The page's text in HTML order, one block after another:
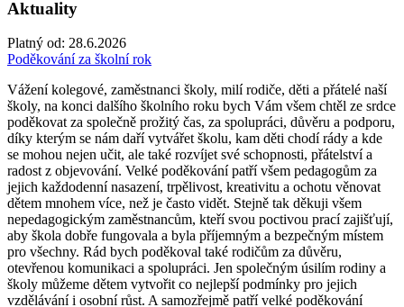
Aktuality
Platný od: 28.6.2026
Poděkování za školní rok
Vážení kolegové, zaměstnanci školy, milí rodiče, děti a přátelé naší
školy, na konci dalšího školního roku bych Vám všem chtěl ze srdce
poděkovat za společně prožitý čas, za spolupráci, důvěru a podporu,
díky kterým se nám daří vytvářet školu, kam děti chodí rády a kde
se mohou nejen učit, ale také rozvíjet své schopnosti, přátelství a
radost z objevování. Velké poděkování patří všem pedagogům za
jejich každodenní nasazení, trpělivost, kreativitu a ochotu věnovat
dětem mnohem více, než je často vidět. Stejně tak děkuji všem
nepedagogickým zaměstnancům, kteří svou poctivou prací zajišťují,
aby škola dobře fungovala a byla příjemným a bezpečným místem
pro všechny. Rád bych poděkoval také rodičům za důvěru,
otevřenou komunikaci a spolupráci. Jen společným úsilím rodiny a
školy můžeme dětem vytvořit co nejlepší podmínky pro jejich
vzdělávání i osobní růst. A samozřejmě patří velké poděkování